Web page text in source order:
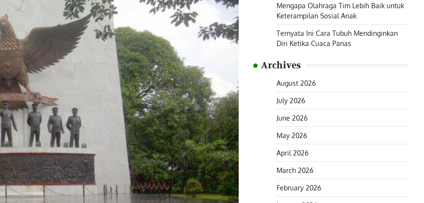
Mengapa Olahraga Tim Lebih Baik untuk
Keterampilan Sosial Anak
Ternyata Ini Cara Tubuh Mendinginkan
Diri Ketika Cuaca Panas
Archives
August 2026
July 2026
June 2026
May 2026
April 2026
March 2026
February 2026